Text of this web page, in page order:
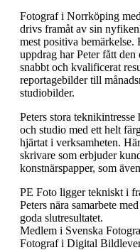
Fotograf i Norrköping
drivs framåt av sin
mest positiva
uppdrag har Peter fått
snabbt och kvalificerat
reportagebilder till
studiobilder.
Peters stora
och studio med ett helt
hjärtat i verksamheten.
skrivare som erbjuder
konstnärspapper, som
PE Foto ligger tekniskt i
Peters nära samarbete
goda slutresultatet.
Medlem i Svenska
Fotograf i Digital